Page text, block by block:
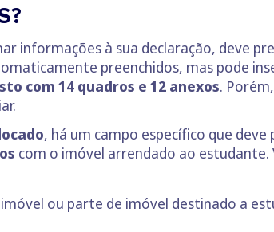
informações à sua declaração, deve
preenchidos, mas pode
com 14 quadros e 12 anexos.
, há um campo específico que deve
com o imóvel arrendado ao estudante.
ou parte de imóvel destinado a